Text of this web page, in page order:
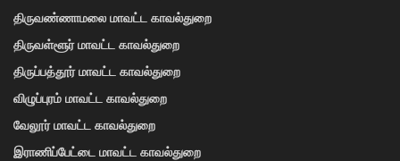
திருவண்ணாமலை மாவட்ட காவல்துறை
திருவள்ளூர் மாவட்ட காவல்துறை
திருப்பத்தூர் மாவட்ட காவல்துறை
விழுப்புரம் மாவட்ட காவல்துறை
வேலூர் மாவட்ட காவல்துறை
இராணிப்பேட்டை மாவட்ட காவல்துறை